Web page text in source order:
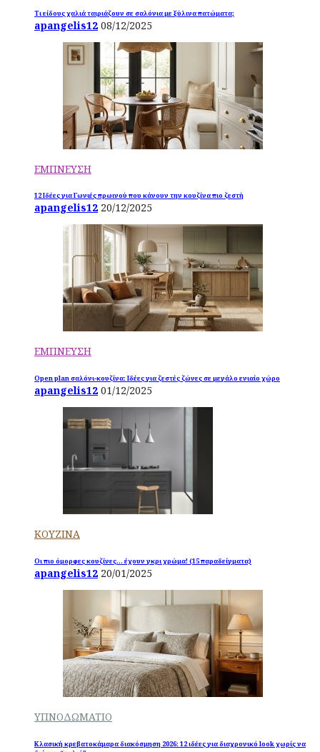
Τι είδους χαλιά ταιριάζουν σε σαλόνια με ξύλινα πατώματα;
apangelis12 08/12/2025
ΕΜΠΝΕΥΣΗ
12 Ιδέες για Γωνιές πρωινού που κάνουν την κουζίνα πιο ζεστή
apangelis12 20/12/2025
ΕΜΠΝΕΥΣΗ
Open plan σαλόνι-κουζίνα: Ιδέες για ζεστές ζώνες σε μεγάλο ενιαίο χώρο
apangelis12 01/12/2025
ΚΟΥΖΙΝΑ
Οι πιο όμορφες κουζίνες… έχουν γκρι χρώμα! (15 παραδείγματα)
apangelis12 20/01/2025
ΥΠΝΟΔΩΜΑΤΙΟ
Κλασική κρεβατοκάμαρα διακόσμηση 2026: 12 ιδέες για διαχρονικό look χωρίς να